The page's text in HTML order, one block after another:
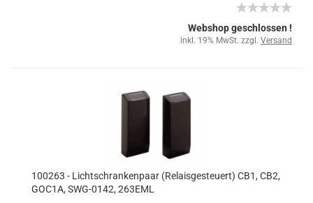
Webshop geschlossen !
inkl. 19% MwSt. zzgl. Versand
100263 - Lichtschrankenpaar (Relaisgesteuert) CB1, CB2,
GOC1A, SWG-0142, 263EML